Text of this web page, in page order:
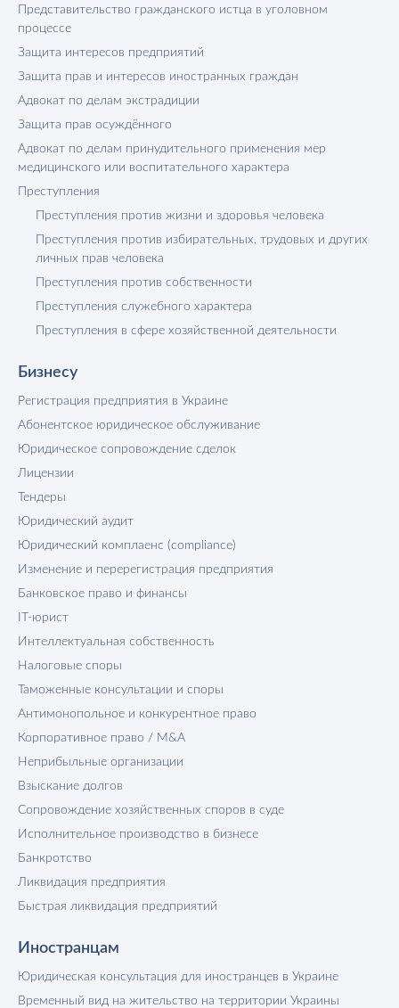
Представительство гражданского истца в уголовном
процессе
Защита интересов предприятий
Защита прав и интересов иностранных граждан
Адвокат по делам экстрадиции
Защита прав осуждённого
Адвокат по делам принудительного применения мер
медицинского или воспитательного характера
Преступления
Преступления против жизни и здоровья человека
Преступления против избирательных, трудовых и других
личных прав человека
Преступления против собственности
Преступления служебного характера
Преступления в сфере хозяйственной деятельности
Бизнесу
Регистрация предприятия в Украине
Абонентское юридическое обслуживание
Юридическое сопровождение сделок
Лицензии
Тендеры
Юридический аудит
Юридический комплаенс (compliance)
Изменение и перерегистрация предприятия
Банковское право и финансы
IT-юрист
Интеллектуальная собственность
Налоговые споры
Таможенные консультации и споры
Антимонопольное и конкурентное право
Корпоративное право / M&A
Неприбыльные организации
Взыскание долгов
Сопровождение хозяйственных споров в суде
Исполнительное производство в бизнесе
Банкротство
Ликвидация предприятия
Быстрая ликвидация предприятий
Иностранцам
Юридическая консультация для иностранцев в Украине
Временный вид на жительство на территории Украины